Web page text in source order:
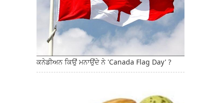
ਕਨੇਡੀਅਨ ਕਿਉਂ ਮਨਾਉਂਦੇ ਨੇ 'Canada Flag Day' ?